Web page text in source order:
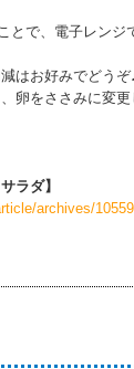
とで、電子レンジ
はお好みでどうぞ
卵をささみに変
ラダ】
archives/10559